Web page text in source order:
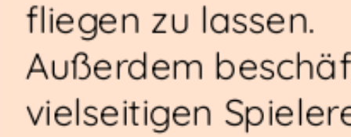
fliegen zu lassen.
Außerdem
vielseitigen